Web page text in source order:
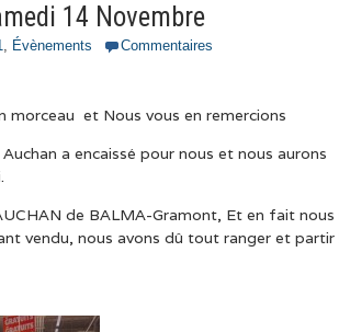
14 Novembre
, Évènements Commentaires
morceau et Nous vous en remercions
a encaissé pour nous et nous aurons
de BALMA-Gramont, Et en fait nous
vendu, nous avons dû tout ranger et partir